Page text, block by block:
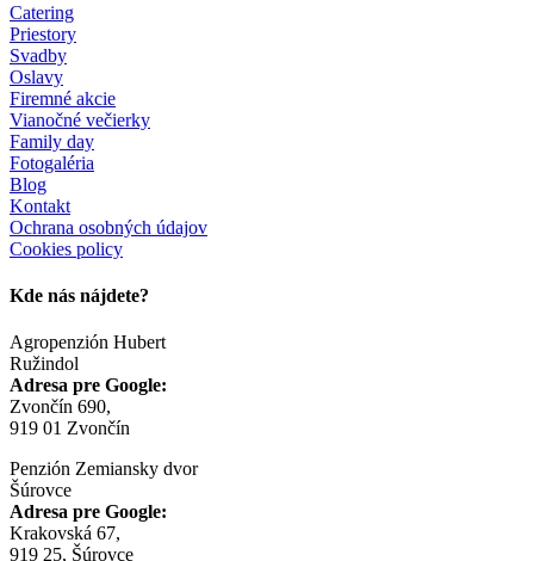
Catering
Priestory
Svadby
Oslavy
Firemné akcie
Vianočné večierky
Family day
Fotogaléria
Blog
Kontakt
Ochrana osobných údajov
Cookies policy
Kde nás nájdete?
Agropenzión Hubert
Ružindol
Adresa pre Google:
Zvončín 690,
919 01 Zvončín
Penzión Zemiansky dvor
Šúrovce
Adresa pre Google:
Krakovská 67,
919 25, Šúrovce